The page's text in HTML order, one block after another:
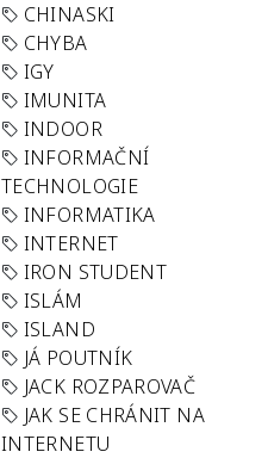
CHINASKI
CHYBA
IGY
IMUNITA
INDOOR
INFORMAČNÍ
TECHNOLOGIE
INFORMATIKA
INTERNET
IRON STUDENT
ISLÁM
ISLAND
JÁ POUTNÍK
JACK ROZPAROVAČ
JAK SE CHRÁNIT NA
INTERNETU